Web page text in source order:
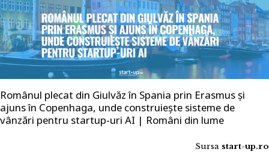
Românul plecat din Giulvăz în Spania prin Erasmus și
ajuns în Copenhaga, unde construiește sisteme de
vânzări pentru startup-uri AI | Români din lume
Sursa start-up.ro